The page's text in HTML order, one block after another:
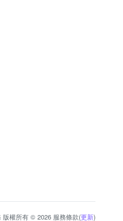
版權所有 © 2026 服務條款(更新)